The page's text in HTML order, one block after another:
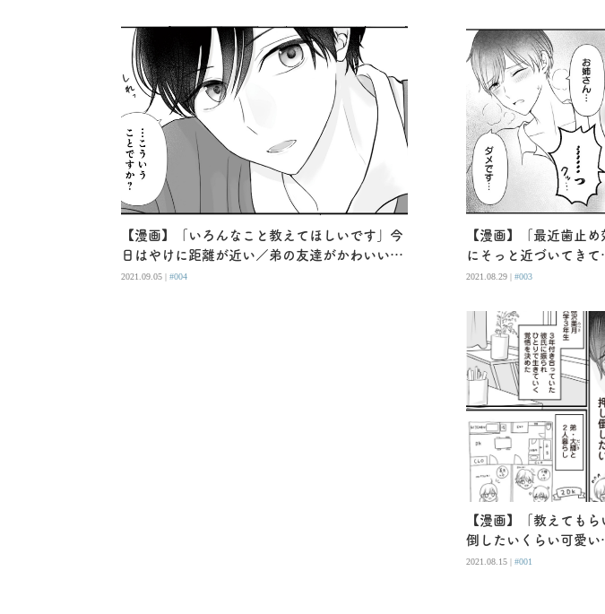
【漫画】「いろんなこと教えてほしいです」今
日はやけに距離が近い／弟の友達がかわいい
（４）
2021.09.05 | #004
【漫画】「最近歯止
にそっと近づいてき
（３）
2021.08.29 | #003
【漫画】「教えても
倒したいくらい可愛
（１）
2021.08.15 | #001